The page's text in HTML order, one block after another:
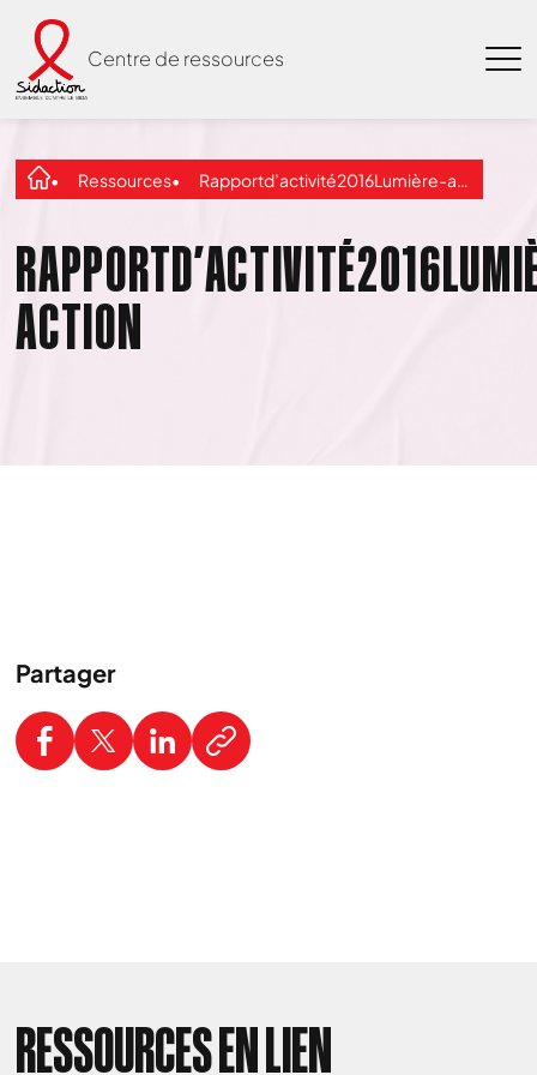
Centre de ressources
Ressources Rapportd’activité2016Lumière-action
ACTION
Partager
RESSOURCES EN LIEN